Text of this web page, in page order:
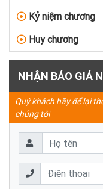
Kỷ niệm chương
Huy chương
NHẬN BÁO GIÁ
Quý khách hãy để lại
chúng tôi